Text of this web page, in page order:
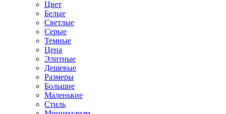
Цвет
Белые
Светлые
Серые
Темные
Цена
Элитные
Дешевые
Размеры
Большие
Маленькие
Стиль